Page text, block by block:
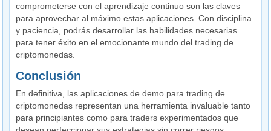
comprometerse con el aprendizaje continuo son las claves
para aprovechar al máximo estas aplicaciones. Con disciplina
y paciencia, podrás desarrollar las habilidades necesarias
para tener éxito en el emocionante mundo del trading de
criptomonedas.
Conclusión
En definitiva, las aplicaciones de demo para trading de
criptomonedas representan una herramienta invaluable tanto
para principiantes como para traders experimentados que